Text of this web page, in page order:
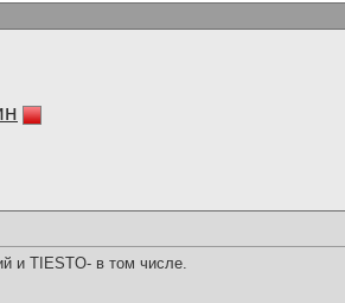
и TIESTO- в том числе.